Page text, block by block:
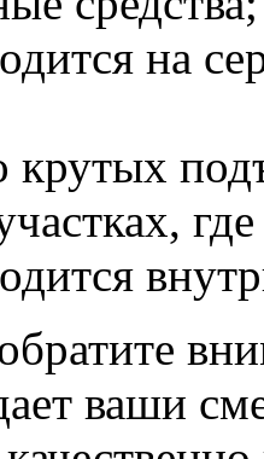
на
крутых
ваши